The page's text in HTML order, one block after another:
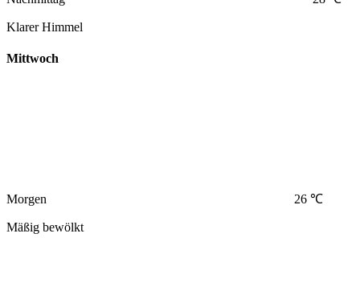
Klarer Himmel
Mittwoch
Morgen 26 ℃
Mäßig bewölkt